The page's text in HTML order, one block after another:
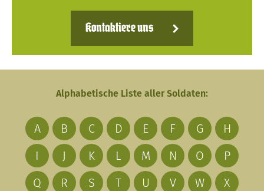
Kontaktiere uns
Alphabetische Liste aller Soldaten:
A B C D E F G
H
I
J K L M N O
P
Q
R S T U V W
X